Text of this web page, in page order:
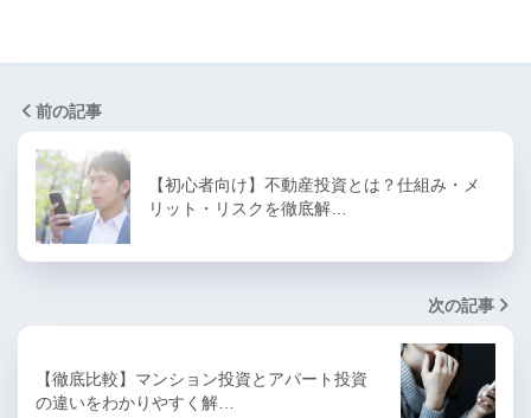
前の記事
【初心者向け】不動産投資とは？仕組み・メ
リット・リスクを徹底解…
次の記事
【徹底比較】マンション投資とアパート投資
の違いをわかりやすく解…